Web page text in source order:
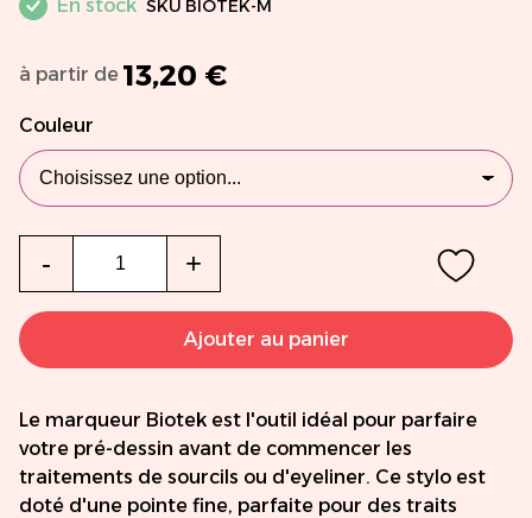
En stock SKU BIOTEK-M
à partir de 13,20 €
Couleur
- +
Ajouter au panier
Le marqueur Biotek est l'outil idéal pour parfaire
votre pré-dessin avant de commencer les
traitements de sourcils ou d'eyeliner. Ce stylo est
doté d'une pointe fine, parfaite pour des traits